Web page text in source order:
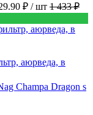
₽ / шт 1 433 ₽
аюрведа, в